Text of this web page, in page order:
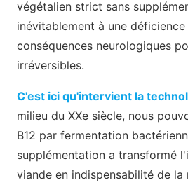
végétalien strict sans
inévitablement à une
conséquences neurologiques
irréversibles.
C'est ici qu'intervient la
milieu du XXe siècle, nous
B12 par fermentation
supplémentation a transformé
viande en indispensabilité de